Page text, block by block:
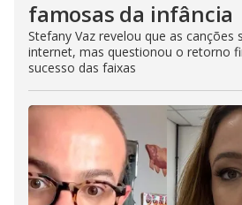
famosas da infância
Stefany Vaz revelou que as canções
internet, mas questionou o retorno
sucesso das faixas